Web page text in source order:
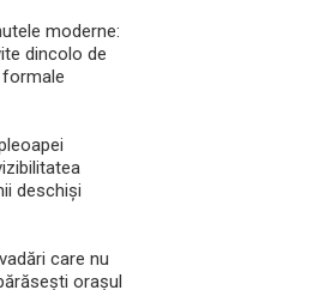
moderne:
dincolo de
deschiși
care nu
orașul